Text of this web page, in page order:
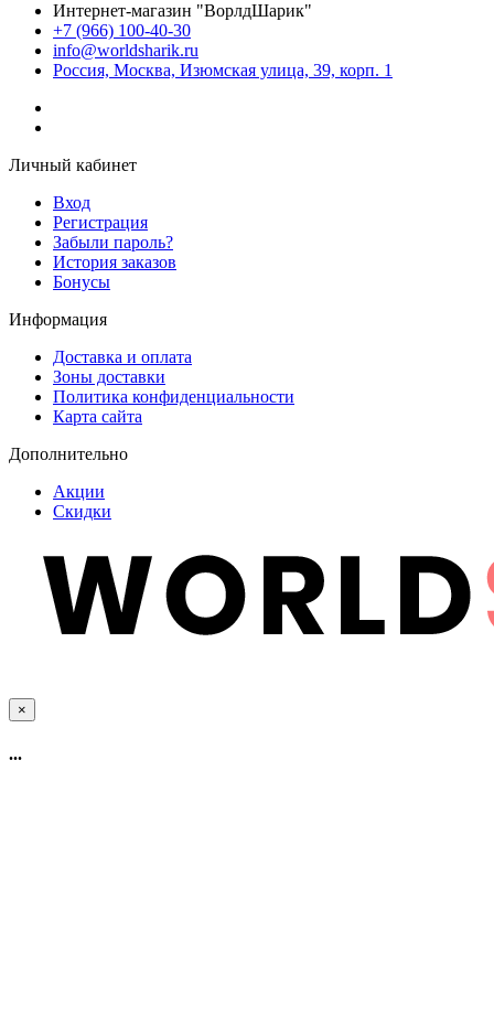
Интернет-магазин "ВорлдШарик"
+7 (966) 100-40-30
info@worldsharik.ru
Россия, Москва, Изюмская улица, 39, корп. 1
Личный кабинет
Вход
Регистрация
Забыли пароль?
История заказов
Бонусы
Информация
Доставка и оплата
Зоны доставки
Политика конфиденциальности
Карта сайта
Дополнительно
Акции
Скидки
×
...